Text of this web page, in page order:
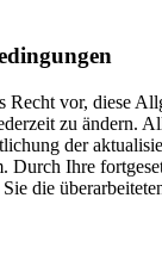
Recht vor, diese
zu ändern.
der
Durch Ihre
die